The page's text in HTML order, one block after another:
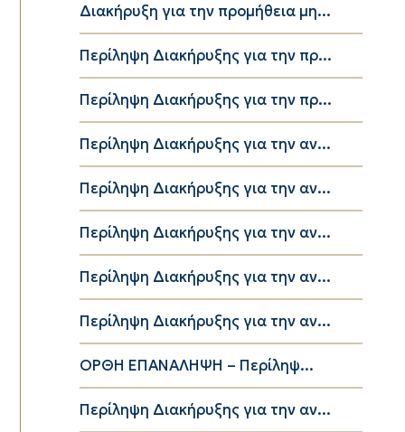
Διακήρυξη για την προμήθεια μη...
Περίληψη Διακήρυξης για την πρ...
Περίληψη Διακήρυξης για την πρ...
Περίληψη Διακήρυξης για την αν...
Περίληψη Διακήρυξης για την αν...
Περίληψη Διακήρυξης για την αν...
Περίληψη Διακήρυξης για την αν...
Περίληψη Διακήρυξης για την αν...
ΟΡΘΗ ΕΠΑΝΑΛΗΨΗ – Περίληψ...
Περίληψη Διακήρυξης για την αν...